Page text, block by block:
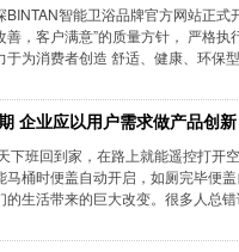
BINTAN智能卫浴品牌官方网站正式
，客户满意”的质量方针， 严格
于为消费者创造 舒适、健康、环保
企业应以用户需求做产品创新
下班回到家，在路上就能遥控打开
马桶时便盖自动开启，如厕完毕便
的生活带来的巨大改变。很多人总